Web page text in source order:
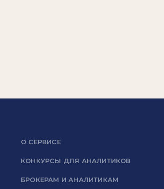
О СЕРВИСЕ
КОНКУРСЫ ДЛЯ АНАЛИТИКОВ
БРОКЕРАМ И АНАЛИТИКАМ